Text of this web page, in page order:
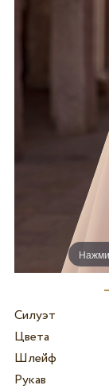
Силуэт
Цвета
Шлейф
Рукав